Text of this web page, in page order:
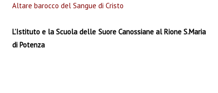
Altare barocco del Sangue di Cristo
L’Istituto e la Scuola delle Suore Canossiane al Rione S.Maria
di Potenza